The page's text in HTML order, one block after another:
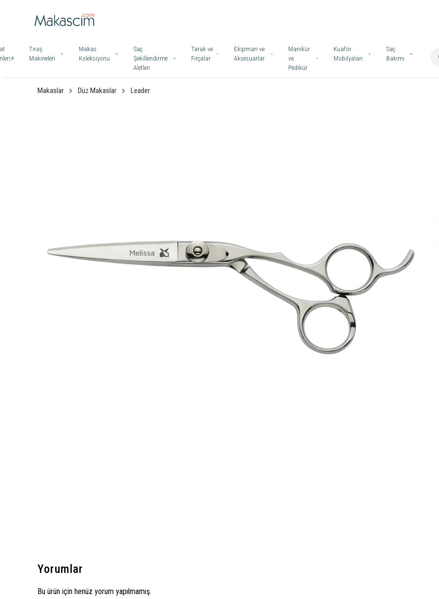
Tıraş
Makineleri
Makas
Koleksiyonu
Saç
Şekillendirme
Aletleri
Tarak ve
Fırçalar
Ekipman ve
Aksesuarlar
Manikür
ve
Pedikür
Kuaför
Mobilyaları
Saç
Bakımı
Makaslar Düz Makaslar Leader
Yorumlar
Bu ürün için henüz yorum yapılmamış.